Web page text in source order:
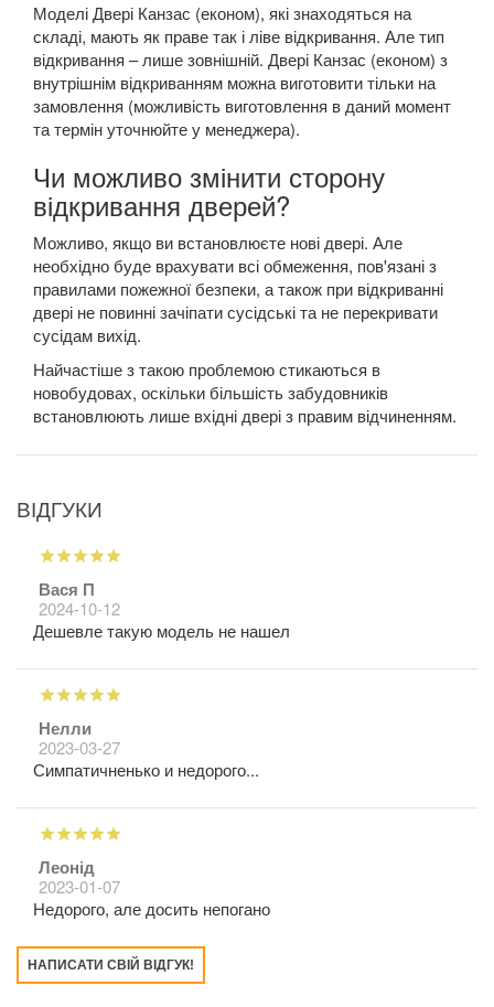
Моделі Двері Канзас (економ), які знаходяться на
складі, мають як праве так і ліве відкривання. Але тип
відкривання – лише зовнішній. Двері Канзас (економ) з
внутрішнім відкриванням можна виготовити тільки на
замовлення (можливість виготовлення в даний момент
та термін уточнюйте у менеджера).
Чи можливо змінити сторону
відкривання дверей?
Можливо, якщо ви встановлюєте нові двері. Але
необхідно буде врахувати всі обмеження, пов'язані з
правилами пожежної безпеки, а також при відкриванні
двері не повинні зачіпати сусідські та не перекривати
сусідам вихід.
Найчастіше з такою проблемою стикаються в
новобудовах, оскільки більшість забудовників
встановлюють лише вхідні двері з правим відчиненням.
ВІДГУКИ
Вася П
2024-10-12
Дешевле такую модель не нашел
Нелли
2023-03-27
Симпатичненько и недорого...
Леонід
2023-01-07
Недорого, але досить непогано
НАПИСАТИ СВІЙ ВІДГУК!